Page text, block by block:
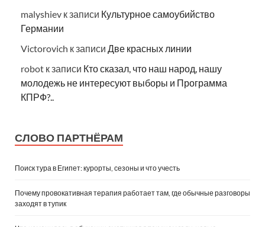
malyshiev к записи Культурное самоубийство
Германии
Victorovich к записи Две красных линии
robot к записи Кто сказал, что наш народ, нашу
молодежь не интересуют выборы и Программа
КПРФ?..
СЛОВО ПАРТНЁРАМ
Поиск тура в Египет: курорты, сезоны и что учесть
Почему провокативная терапия работает там, где обычные разговоры
заходят в тупик